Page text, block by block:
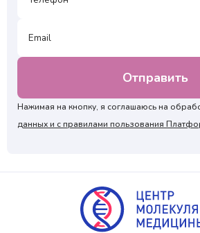
Нажимая на кнопку, я соглашаюсь на
данных и с правилами пользования